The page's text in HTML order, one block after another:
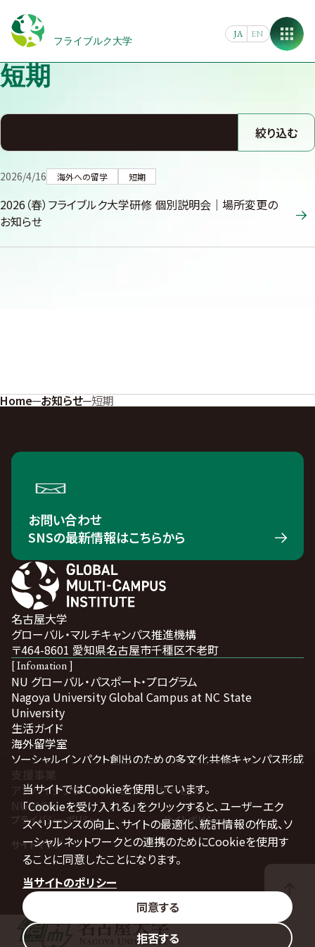
content
フライブルク大学
JA EN
短期
絞り込む
2026/4/16 海外への留学 短期
2026（春）フライブルク大学研修 個別説明会｜場所変更の
お知らせ
当サイトではCookieを使用しています。
「Cookieを受け入れる」をクリックすると、ユーザーエク
スペリエンスの向上、サイトの最適化、統計情報の作成、ソ
ーシャルネットワークとの連携のためにCookieを使用す
ることに同意したことになります。
当サイトのポリシー
拒否する
同意する
Home お知らせ 短期
お問い合わせ
SNSの最新情報はこちらから
名古屋大学
グローバル・マルチキャンパス推進機構
〒464-8601 愛知県名古屋市千種区不老町
[ Infomation ]
NU グローバル・パスポート・プログラム
Nagoya University Global Campus at NC State
University
生活ガイド
海外留学室
ソーシャルインパクト創出のための多文化共修キャンパス形成
アドバイジング・カウンセリングサービス
NUPACE
プライバシーポリシー
サイトポリシー
サイトマップ